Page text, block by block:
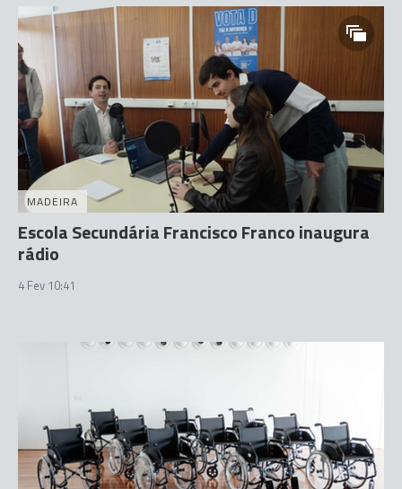
MADEIRA
Escola Secundária Francisco Franco inaugura
rádio
4 Fev 10:41